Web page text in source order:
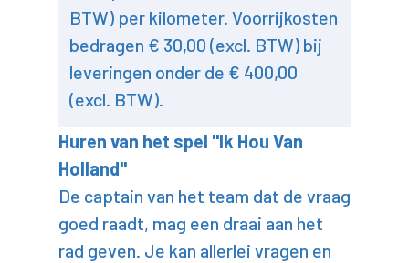
BTW) per kilometer. Voorrijkosten
bedragen € 30,00 (excl. BTW) bij
leveringen onder de € 400,00
(excl. BTW).
Huren van het spel "Ik Hou Van
Holland"
De captain van het team dat de vraag
goed raadt, mag een draai aan het
rad geven. Je kan allerlei vragen en